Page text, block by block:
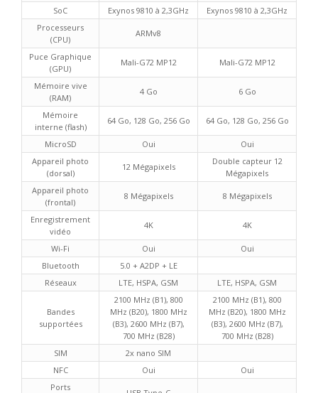
SoC Exynos 9810 à 2,3GHz
Exynos 9810 à 2,3GHz
Processeurs
(CPU)
ARMv8
Puce Graphique
(GPU)
Mali-G72 MP12 Mali-G72 MP12
Mémoire vive
(RAM)
4 Go 6 Go
Mémoire
interne (flash)
64 Go, 128 Go, 256 Go 64 Go, 128 Go, 256 Go
MicroSD Oui
Oui
Appareil photo
(dorsal)
12 Mégapixels
Double capteur 12
Mégapixels
Appareil photo
(frontal)
8 Mégapixels 8 Mégapixels
Enregistrement
vidéo
4K 4K
Wi-Fi Oui
Oui
Bluetooth
5.0 + A2DP + LE
Réseaux
LTE, HSPA, GSM LTE, HSPA, GSM
Bandes
supportées
2100 MHz (B1), 800
MHz (B20), 1800 MHz
(B3), 2600 MHz (B7),
700 MHz (B28)
2100 MHz (B1), 800
MHz (B20), 1800 MHz
(B3), 2600 MHz (B7),
700 MHz (B28)
SIM
2x nano SIM
NFC
Oui
Oui
Ports